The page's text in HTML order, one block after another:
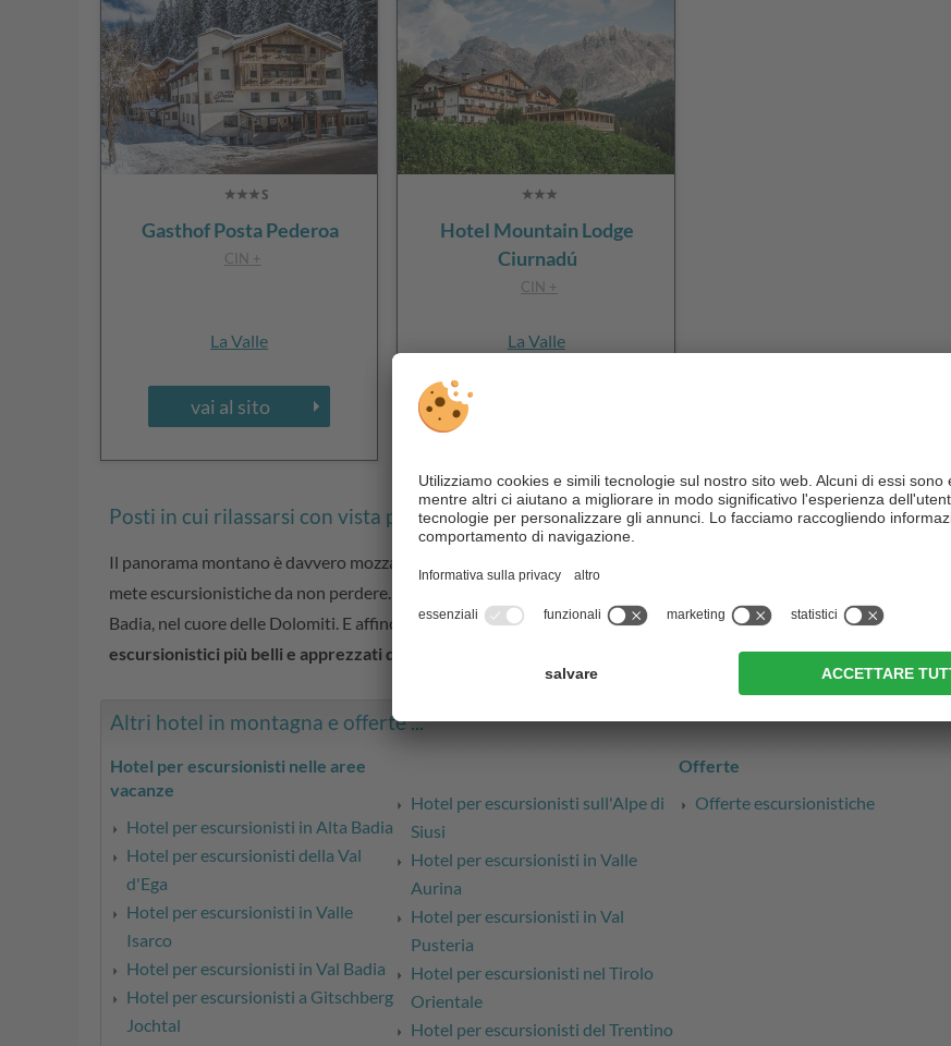
Gasthof Posta Pederoa
CIN +
La Valle
vai al sito
Hotel Mountain Lodge
Ciurnadú
CIN +
La Valle
Posti in cui rilassarsi con vista per la vostra prossima vacanza escursionistica
Il panorama montano è davvero mozzafiato. La voglia di escursionismo è più grande che mai. Ci sono tantissime
mete escursionistiche da non perdere. L'unica cosa che manca è l'alloggio perfetto: un hotel per escursionisti in Alta
Badia, nel cuore delle Dolomiti. E affinché non perdiate tempo a cercare, abbiamo creato una panoramica degli
escursionistici più belli e apprezzati dell'Alta Badia
Altri hotel in montagna e offerte ...
Hotel per escursionisti nelle aree
vacanze
Hotel per escursionisti in Alta Badia
Hotel per escursionisti della Val
d'Ega
Hotel per escursionisti in Valle
Isarco
Hotel per escursionisti in Val Badia
Hotel per escursionisti a Gitschberg
Jochtal
Hotel per escursionisti sull'Alpe di
Siusi
Hotel per escursionisti in Valle
Aurina
Hotel per escursionisti in Val
Pusteria
Hotel per escursionisti nel Tirolo
Orientale
Hotel per escursionisti del Trentino
Offerte
Offerte escursionistiche